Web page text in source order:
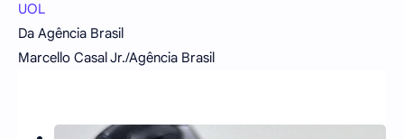
UOL
Da Agência Brasil
Marcello Casal Jr./Agência Brasil